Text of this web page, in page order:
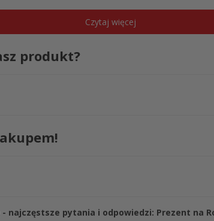
z imieniem dziecka w
łatwy i szybki. Wystarczy wpisać imię dziecka w
Pierwszy Rok
Czytaj więcej
produkt?
- najczęstsze pytania i odpowiedzi: Prezent na